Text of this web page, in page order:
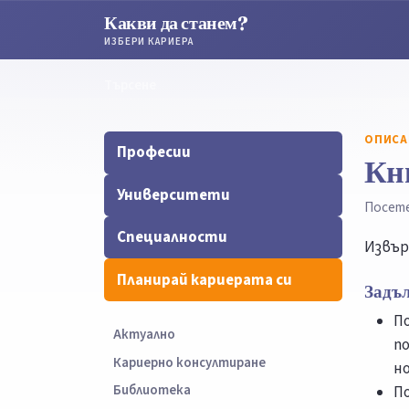
Какви да станем?
ИЗБЕРИ КАРИЕРА
Професии
Университети
Специалности
Планирай кариерата си
Актуално
Кариерно консултиране
Библиотека